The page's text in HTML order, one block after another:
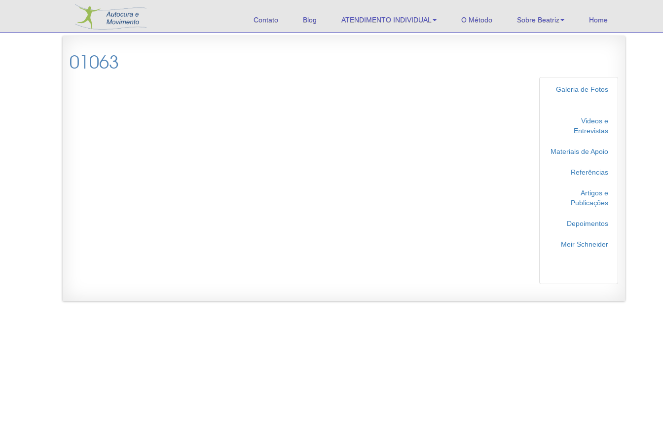
Contato Blog ATENDIMENTO INDIVIDUAL O Método Sobre Beatriz Home
01063
Galeria de Fotos
Videos e
Entrevistas
Materiais de Apoio
Referências
Artigos e
Publicações
Depoimentos
Meir Schneider